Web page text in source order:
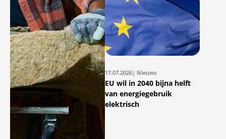
17.07.2026| Nieuws
EU wil in 2040 bijna helft
van energiegebruik
elektrisch